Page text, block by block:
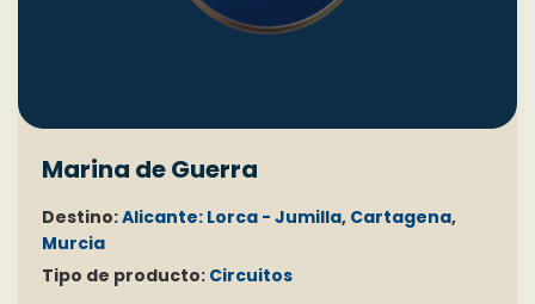
Marina de Guerra
Destino:Alicante: Lorca - Jumilla, Cartagena,
Murcia
Tipo de producto: Circuitos